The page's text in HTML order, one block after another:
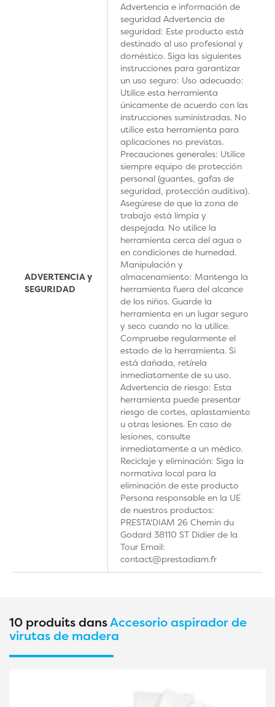
ADVERTENCIA y
SEGURIDAD
Advertencia e información de
seguridad Advertencia de
seguridad: Este producto está
destinado al uso profesional y
doméstico. Siga las siguientes
instrucciones para garantizar
un uso seguro: Uso adecuado:
Utilice esta herramienta
únicamente de acuerdo con las
instrucciones suministradas. No
utilice esta herramienta para
aplicaciones no previstas.
Precauciones generales: Utilice
siempre equipo de protección
personal (guantes, gafas de
seguridad, protección auditiva).
Asegúrese de que la zona de
trabajo está limpia y
despejada. No utilice la
herramienta cerca del agua o
en condiciones de humedad.
Manipulación y
almacenamiento: Mantenga la
herramienta fuera del alcance
de los niños. Guarde la
herramienta en un lugar seguro
y seco cuando no la utilice.
Compruebe regularmente el
estado de la herramienta. Si
está dañada, retírela
inmediatamente de su uso.
Advertencia de riesgo: Esta
herramienta puede presentar
riesgo de cortes, aplastamiento
u otras lesiones. En caso de
lesiones, consulte
inmediatamente a un médico.
Reciclaje y eliminación: Siga la
normativa local para la
eliminación de este producto
Persona responsable en la UE
de nuestros productos:
PRESTA'DIAM 26 Chemin du
Godard 38110 ST Didier de la
Tour Email:
contact@prestadiam.fr
10 produits dansAccesorio aspirador de
virutas de madera